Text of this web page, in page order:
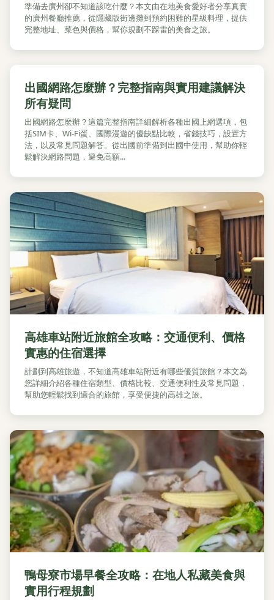
準備去廣州卻不知道該吃什麼？本文由在地美食愛好者分享真實
的廣州餐廳推薦，從隱藏版街邊攤到預約困難的星級料理，提供
完整地址、菜色與價格，幫你規劃不踩雷的美食之旅。
出國網路怎麼辦？完整指南與實用建議解決
所有疑問
出國網路怎麼辦？這篇完整指南詳細解析各種出國上網選項，包
括SIM卡、Wi-Fi蛋、國際漫遊的優缺點比較，省錢技巧，設置方
法，以及常見問題解答。從出國前準備到出國中使用，幫助你輕
鬆解決網路問題，避免高額...
高雄車站附近旅館全攻略：交通便利、價格
實惠的住宿選擇
計劃到高雄旅遊，不知道高雄車站附近有哪些優質旅館？本文為
您詳細介紹各種住宿類型、價格比較、交通便利性及常見問題，
幫助您輕鬆找到適合的旅館，享受便捷的高雄之旅。
鴨母寮市場早餐全攻略：在地人私藏美食與
實用行程規劃